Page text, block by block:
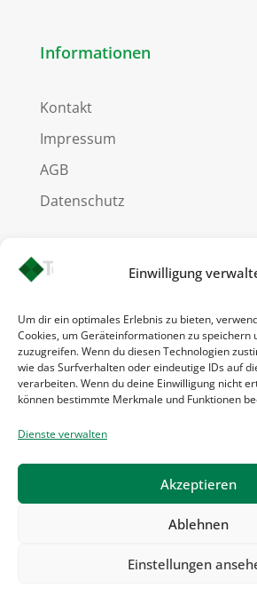
Einwilligung
Um dir ein optimales Erlebnis zu bieten,
Cookies, um Geräteinformationen zu speichern
zuzugreifen. Wenn du diesen Technologien
wie das Surfverhalten oder eindeutige IDs auf
verarbeiten. Wenn du deine Einwilligung nicht
können bestimmte Merkmale und Funktionen
Dienste verwalten
Akzeptieren
Ablehnen
Einstellungen
Informationen
Kontakt
Impressum
AGB
Datenschutz